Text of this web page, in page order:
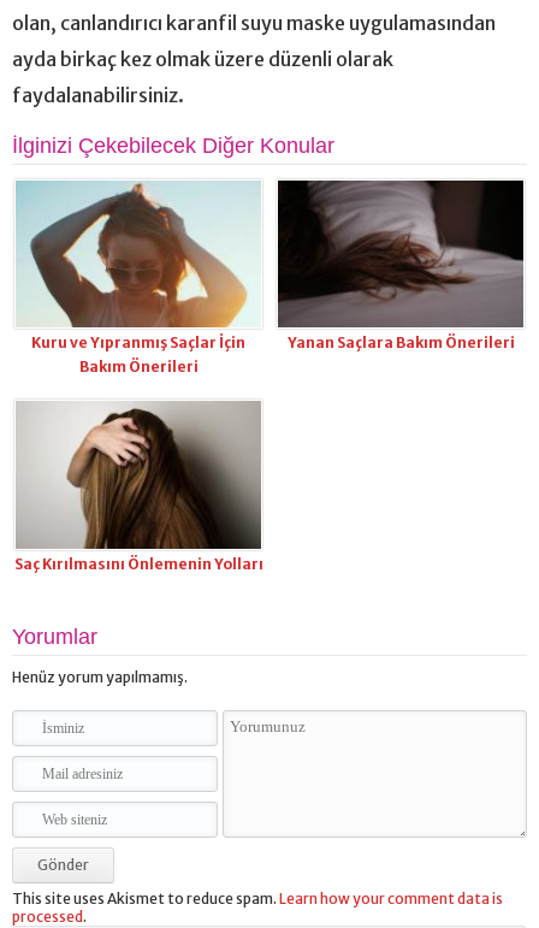
olan, canlandırıcı karanfil suyu maske uygulamasından
ayda birkaç kez olmak üzere düzenli olarak
faydalanabilirsiniz.
İlginizi Çekebilecek Diğer Konular
Kuru ve Yıpranmış Saçlar İçin
Bakım Önerileri
Yanan Saçlara Bakım Önerileri
Saç Kırılmasını Önlemenin Yolları
Yorumlar
Henüz yorum yapılmamış.
This site uses Akismet to reduce spam. Learn how your comment data is
processed.